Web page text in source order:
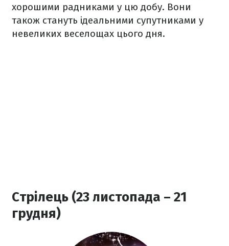
хорошими радниками у цю добу. Вони
також стануть ідеальними супутниками у
невеликих веселощах цього дня.
Стрілець (23 листопада – 21
грудня)